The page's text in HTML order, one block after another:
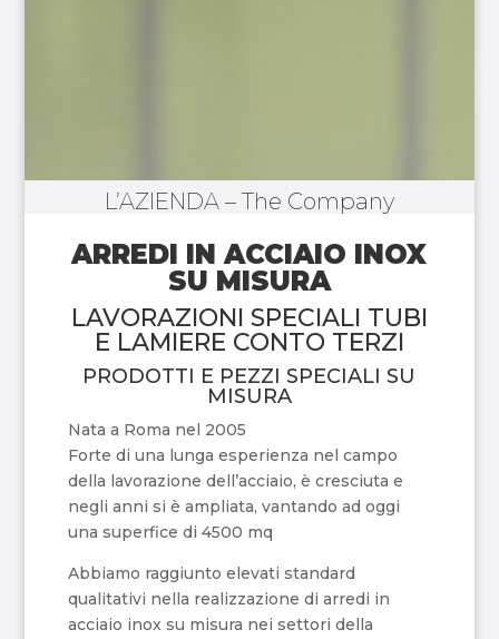
L’AZIENDA – The Company
ARREDI IN ACCIAIO INOX
SU MISURA
LAVORAZIONI SPECIALI TUBI
E LAMIERE CONTO TERZI
PRODOTTI E PEZZI SPECIALI SU
MISURA
Nata a Roma nel 2005
Forte di una lunga esperienza nel campo
della lavorazione dell’acciaio, è cresciuta e
negli anni si è ampliata, vantando ad oggi
una superfice di 4500 mq
Abbiamo raggiunto elevati standard
qualitativi nella realizzazione di arredi in
acciaio inox su misura nei settori della